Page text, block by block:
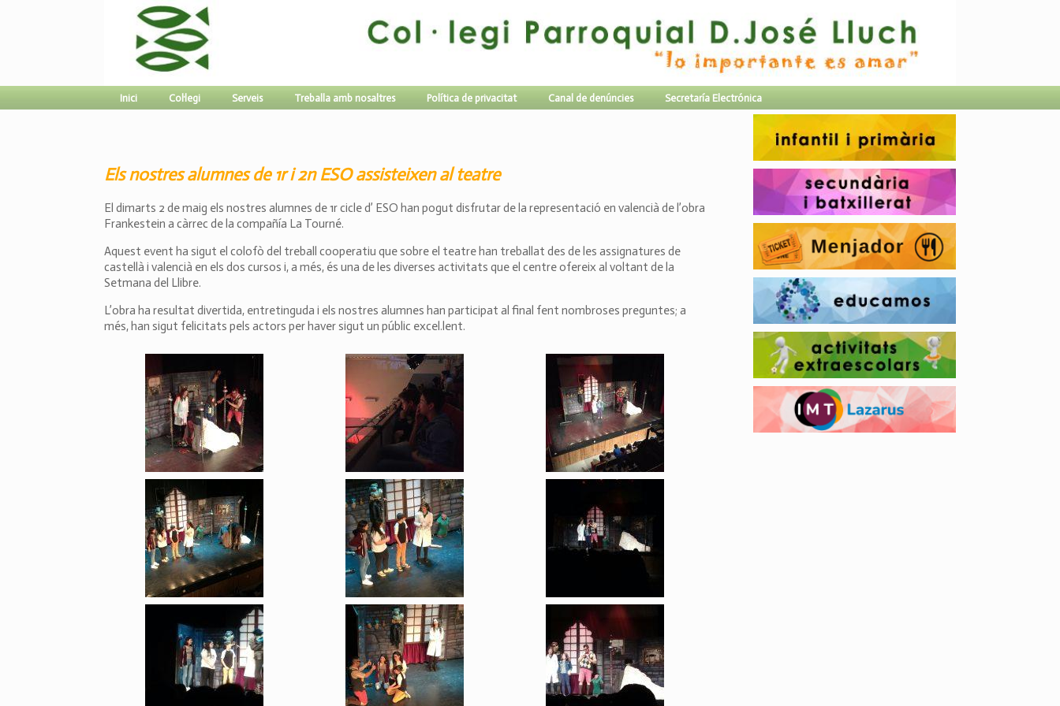
Inici Col·legi Serveis Treballa amb nosaltres Política de privacitat Canal de denúncies Secretaría Electrónica
Els nostres alumnes de 1r i 2n ESO assisteixen al teatre
El dimarts 2 de maig els nostres alumnes de 1r cicle d’ ESO han pogut disfrutar de la representació en valencià de l’obra
Frankestein a càrrec de la compañía La Tourné.
Aquest event ha sigut el colofò del treball cooperatiu que sobre el teatre han treballat des de les assignatures de
castellà i valencià en els dos cursos i, a més, és una de les diverses activitats que el centre ofereix al voltant de la
Setmana del Llibre.
L’obra ha resultat divertida, entretinguda i els nostres alumnes han participat al final fent nombroses preguntes; a
més, han sigut felicitats pels actors per haver sigut un públic excel.lent.